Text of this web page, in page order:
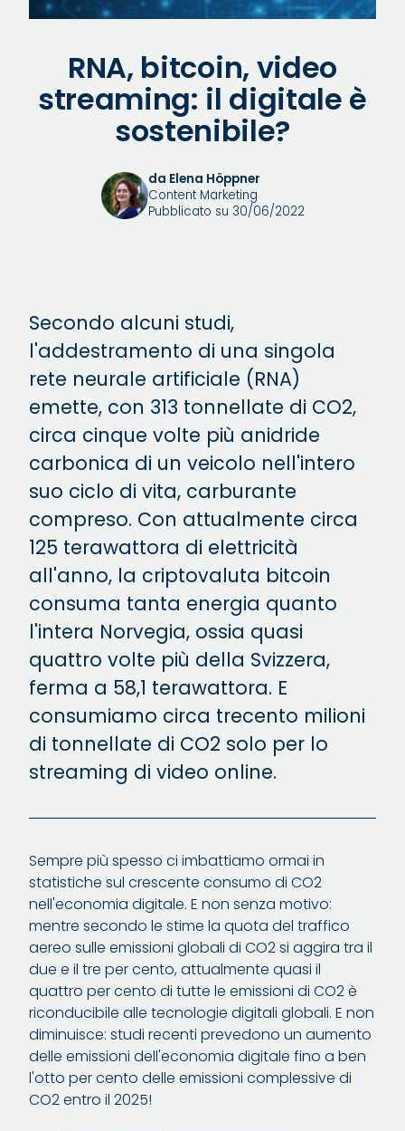
RNA, bitcoin, video
streaming: il digitale è
sostenibile?
da Elena Höppner
Content Marketing
Pubblicato su 30/06/2022
Secondo alcuni studi,
l'addestramento di una singola
rete neurale artificiale (RNA)
emette, con 313 tonnellate di CO2,
circa cinque volte più anidride
carbonica di un veicolo nell'intero
suo ciclo di vita, carburante
compreso. Con attualmente circa
125 terawattora di elettricità
all'anno, la criptovaluta bitcoin
consuma tanta energia quanto
l'intera Norvegia, ossia quasi
quattro volte più della Svizzera,
ferma a 58,1 terawattora. E
consumiamo circa trecento milioni
di tonnellate di CO2 solo per lo
streaming di video online.
Sempre più spesso ci imbattiamo ormai in
statistiche sul crescente consumo di CO2
nell'economia digitale. E non senza motivo:
mentre secondo le stime la quota del traffico
aereo sulle emissioni globali di CO2 si aggira tra il
due e il tre per cento, attualmente quasi il
quattro per cento di tutte le emissioni di CO2 è
riconducibile alle tecnologie digitali globali. E non
diminuisce: studi recenti prevedono un aumento
delle emissioni dell'economia digitale fino a ben
l'otto per cento delle emissioni complessive di
CO2 entro il 2025!